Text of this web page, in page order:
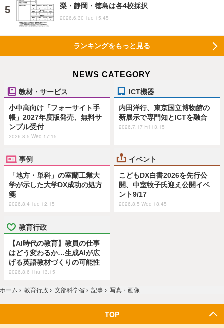
梨・静岡・徳島は各4校採択
2026.6.30 Tue 15:45
ランキングをもっと見る
NEWS CATEGORY
教材・サービス
小中高向け「フォーサイト手
帳」2027年度版発売、無料サ
ンプル受付
2026.8.5 Wed 17:15
ICT機器
内田洋行、東京国立博物館の
新展示で専門知とICTを融合
2026.7.17 Fri 13:15
事例
「地方・単科」の室蘭工業大
学が示した大学DX成功の処方
箋
2026.8.4 Tue 12:15
イベント
こどもDX白書2026を先行公
開、中室牧子氏迎え公開イベ
ント9/17
2026.8.5 Wed 18:45
教育行政
【AI時代の教育】教員の仕事
はどう変わるか…生成AIが広
げる英語教材づくりの可能性
2026.8.6 Thu 13:15
ホーム › 教育行政 › 文部科学省 › 記事 › 写真・画像
TOP